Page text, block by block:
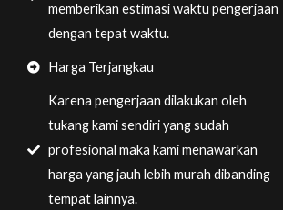
memberikan estimasi waktu pengerjaan
dengan tepat waktu.
Harga Terjangkau
Karena pengerjaan dilakukan oleh
tukang kami sendiri yang sudah
profesional maka kami menawarkan
harga yang jauh lebih murah dibanding
tempat lainnya.